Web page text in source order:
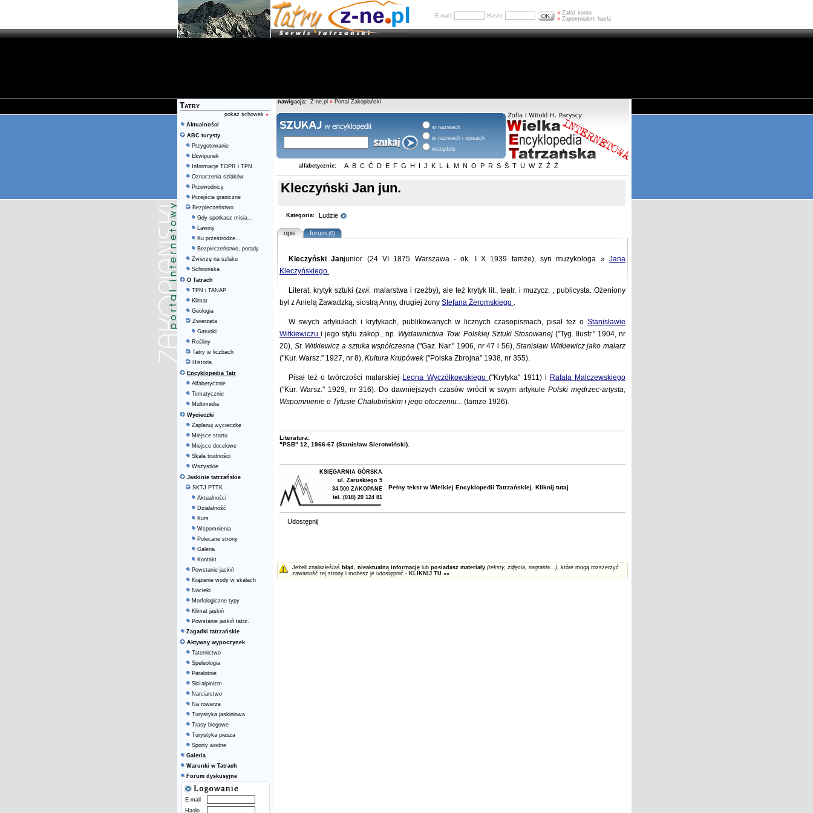
E-mail Hasło » Załóż konto
» Zapomniałem hasła
Tatry
pokaż schowek »
Aktualności
ABC turysty
Przygotowanie
Ekwipunek
Informacje TOPR i TPN
Oznaczenia szlaków
Przewodnicy
Przejścia graniczne
Bezpieczeństwo
Gdy spotkasz misia...
Lawiny
Ku przestrodze...
Bezpieczeństwo, porady
Zwierzę na szlaku
Schroniska
O Tatrach
TPN i TANAP
Klimat
Geologia
Zwierzęta
Gatunki
Rośliny
Tatry w liczbach
Historia
Encyklopedia Tatr
Alfabetycznie
Tematycznie
Multimedia
Wycieczki
Zaplanuj wycieczkę
Miejsce startu
Miejsce docelowe
Skala trudności
Wszystkie
Jaskinie tatrzańskie
SKTJ PTTK
Aktualności
Działalność
Kurs
Wspomnienia
Polecane strony
Galeria
Kontakt
Powstanie jaskiń
Krążenie wody w skałach
Nacieki
Morfologiczne typy
Klimat jaskiń
Powstanie jaskiń tatrz.
Zagadki tatrzańskie
Aktywny wypoczynek
Taternictwo
Speleologia
Paralotnie
Ski-alpinizm
Narciarstwo
Na rowerze
Turystyka jaskiniowa
Trasy biegowe
Turystyka piesza
Sporty wodne
Galeria
Warunki w Tatrach
Forum dyskusyjne
E-mail
Hasło
nawigacja: Z-ne.pl » Portal Zakopiański
w nazwach
w nazwach i opisach
wszędzie
alfabetycznie: A B C Ć D E F G H I J K L Ł M N O P R S Ś T U W Z Ź Ż
Kleczyński Jan jun.
Kategoria: Ludzie
opis forum(0)
Kleczyński Janjunior (24 VI 1875 Warszawa - ok. I X 1939 tamże), syn muzykologa »Jana
Kleczyńskiego .
Literat, krytyk sztuki (zwł. malarstwa i rzeźby), ale też krytyk lit., teatr. i muzycz. , publicysta. Ożeniony
był z Anielą Zawadzką, siostrą Anny, drugiej żony Stefana Żeromskiego .
W swych artykułach i krytykach, publikowanych w licznych czasopismach, pisał też o Stanisławie
Witkiewiczui jego stylu zakop., np. Wydawnictwa Tow. Polskiej Sztuki Stosowanej("Tyg. Ilustr." 1904, nr
20), St. Witkiewicz a sztuka współczesna ("Gaz. Nar." 1906, nr 47 i 56),Stanisław Witkiewicz jako malarz
("Kur. Warsz." 1927, nr 8), Kultura Krupówek("Polska Zbrojna" 1938, nr 355).
Pisał też o twórczości malarskiej Leona Wyczółkowskiego ("Krytyka" 1911) i Rafała Malczewskiego
("Kur. Warsz." 1929, nr 316). Do dawniejszych czasów wrócił w swym artykulePolski mędrzec-artysta;
Wspomnienie o Tytusie Chałubińskim i jego otoczeniu... (tamże 1926).
Literatura:
"PSB" 12, 1966-67 (Stanisław Sierotwiński).
KSIĘGARNIA GÓRSKA
ul. Zaruskiego 5
34-500 ZAKOPANE
tel. (018) 20 124 81
Pełny tekst w Wielkiej Encyklopedii Tatrzańskiej . Kliknij tutaj
Udostępnij
Jeżeli znalazłeś/aś błąd , nieaktualną informację lub posiadasz materiały (teksty, zdjęcia, nagrania...), które mogą rozszerzyć
zawartość tej strony i możesz je udostępnić - KLIKNIJ TU »»